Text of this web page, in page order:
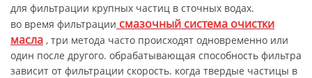
для фильтрации крупных частиц в сточных водах.
во время фильтрации смазочный система очистки
масла , три метода часто происходят одновременно или
один после другого. обрабатывающая способность фильтра
зависит от фильтрации скорость. когда твердые частицы в